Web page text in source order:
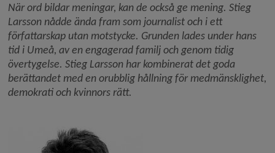
När ord bildar meningar, kan de också ge mening. Stieg
Larsson nådde ända fram som journalist och i ett
författarskap utan motstycke. Grunden lades under hans
tid i Umeå, av en engagerad familj och genom tidig
övertygelse. Stieg Larsson har kombinerat det goda
berättandet med en orubblig hållning för medmänsklighet,
demokrati och kvinnors rätt.